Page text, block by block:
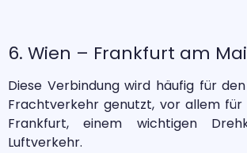
6. Wien – Frankfurt am
Diese Verbindung wird häufig für
Frachtverkehr genutzt, vor allem
Frankfurt, einem wichtigen
Luftverkehr.